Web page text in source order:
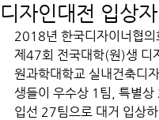
디자인대전 입상
2018년 한국디자이너협의
제47회 전국대학(원)생 디
원과학대학교 실내건축디
생들이 우수상 1팀, 특별상
입선 27팀으로 대거 입상